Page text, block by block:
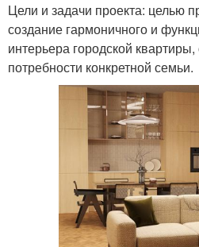
Цели и задачи проекта: целью
создание гармоничного и
интерьера городской
потребности конкретной семьи.